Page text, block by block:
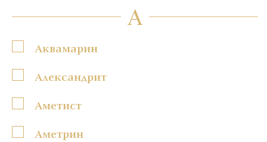
А
Аквамарин
Александрит
Аметист
Аметрин